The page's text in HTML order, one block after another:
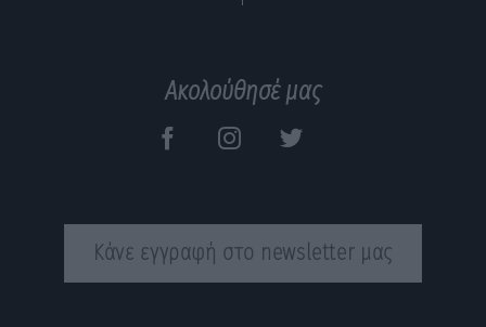
Ακολούθησέ μας
Κάνε εγγραφή στο newsletter μας